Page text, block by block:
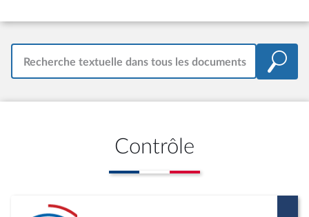
Recherche textuelle dans tous les documents
Contrôle